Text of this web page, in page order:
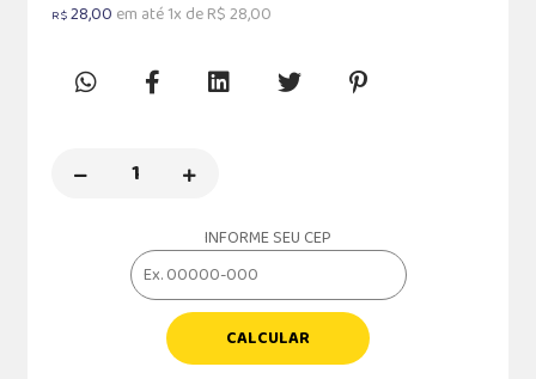
R$28,00 em até 1x de R$ 28,00
INFORME SEU CEP
CALCULAR